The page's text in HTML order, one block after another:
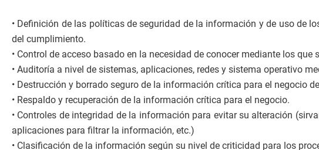
• Definición de las políticas de seguridad de la información y de uso de
del cumplimiento.
• Control de acceso basado en la necesidad de conocer mediante los
• Auditoría a nivel de sistemas, aplicaciones, redes y sistema operativo
• Destrucción y borrado seguro de la información crítica para el negocio
• Respaldo y recuperación de la información crítica para el negocio.
• Controles de integridad de la información para evitar su alteración
aplicaciones para filtrar la información, etc.)
• Clasificación de la información según su nivel de criticidad para los